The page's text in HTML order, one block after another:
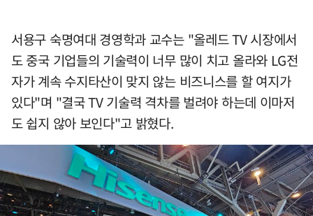
서용구 숙명여대 경영학과 교수는 "올레드 TV 시장에서
도 중국 기업들의 기술력이 너무 많이 치고 올라와 LG전
자가 계속 수지타산이 맞지 않는 비즈니스를 할 여지가
있다"며 "결국 TV 기술력 격차를 벌려야 하는데 이마저
도 쉽지 않아 보인다"고 밝혔다.